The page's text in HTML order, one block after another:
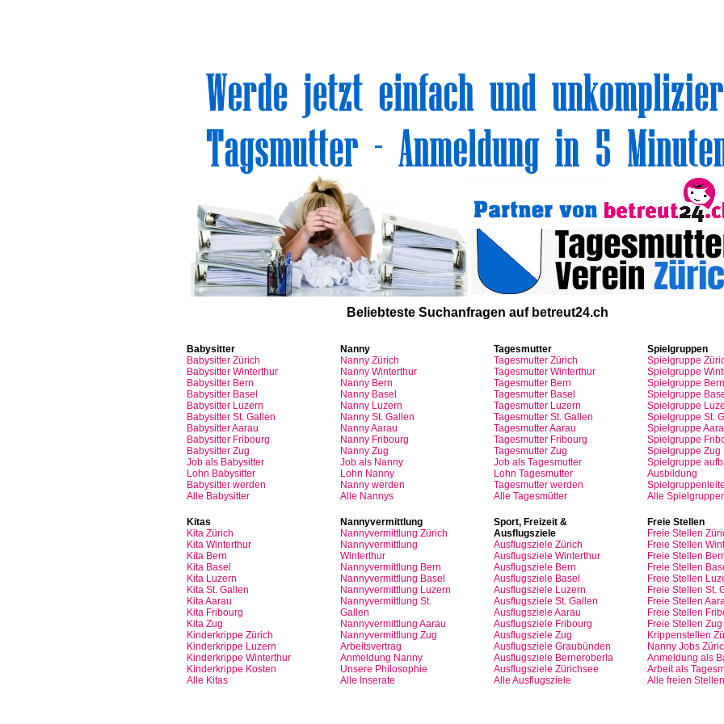
Beliebteste Suchanfragen aufbetreut24.ch
Babysitter
Babysitter Zürich
Babysitter Winterthur
Babysitter Bern
Babysitter Basel
Babysitter Luzern
Babysitter St. Gallen
BabysitterAarau
Babysitter Fribourg
Babysitter Zug
Job alsBabysitter
Lohn Babysitter
Babysitter werden
Alle Babysitter
Nanny
Nanny Zürich
Nanny Winterthur
Nanny Bern
Nanny Basel
Nanny Luzern
Nanny St. Gallen
NannyAarau
Nanny Fribourg
Nanny Zug
Job alsNanny
Lohn Nanny
Nanny werden
Alle Nannys
Tagesmutter
Tagesmutter Zürich
TagesmutterWinterthur
TagesmutterBern
TagesmutterBasel
Tagesmutter Luzern
TagesmutterSt. Gallen
TagesmutterAarau
Tagesmutter Fribourg
Tagesmutter Zug
Job als Tagesmutter
Lohn Tagesmutter
Tagesmutter werden
Alle Tagesmütter
Spielgruppen
Spielgruppe
Spielgruppe
Spielgruppe Bern
Spielgruppe
Spielgruppe
Spielgruppe St.
Spielgruppe
Spielgruppe
Spielgruppe Zug
Spielgruppe
Ausbildung
Alle
Kitas
Kita Zürich
Kita Winterthur
Kita Bern
Kita Basel
Kita Luzern
Kita St. Gallen
Kita Aarau
Kita Fribourg
Kita Zug
Kinderkrippe Zürich
Kinderkrippe Luzern
Kinderkrippe Winterthur
Kinderkrippe Kosten
Alle Kitas
Nannyvermittlung
Nannyvermittlung Zürich
Nannyvermittlung
Winterthur
Nannyvermittlung Bern
Nannyvermittlung Basel
Nannyvermittlung Luzern
Nannyvermittlung St.
Gallen
Nannyvermittlung Aarau
Nannyvermittlung Zug
Arbeitsvertrag
Anmeldung Nanny
Unsere Philosophie
Alle Inserate
Sport, Freizeit&
Ausflugsziele
Ausflugsziele Zürich
Ausflugsziele Winterthur
Ausflugsziele Bern
Ausflugsziele Basel
Ausflugsziele Luzern
Ausflugsziele St. Gallen
Ausflugsziele Aarau
Ausflugsziele Fribourg
Ausflugsziele Zug
Ausflugsziele Graubünden
Ausflugsziele Berneroberla
Ausflugsziele Zürichsee
Alle Ausflugsziele
Freie Stellen
Freie Stellen
Freie Stellen
Freie Stellen
Freie Stellen
Freie Stellen
Freie Stellen St.
Freie Stellen
Freie Stellen
Freie Stellen Zug
Krippenstellen
Nanny Jobs
Anmeldung als
Arbeit als
Alle freien Stellen